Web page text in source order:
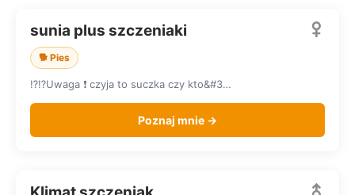
SZUKA DOMU
sunia plus szczeniaki
🐕 Pies
⁉️⁉️Uwaga ❗️ czyja to suczka czy kto&#3…
Poznaj mnie →
SZUKA DOMU